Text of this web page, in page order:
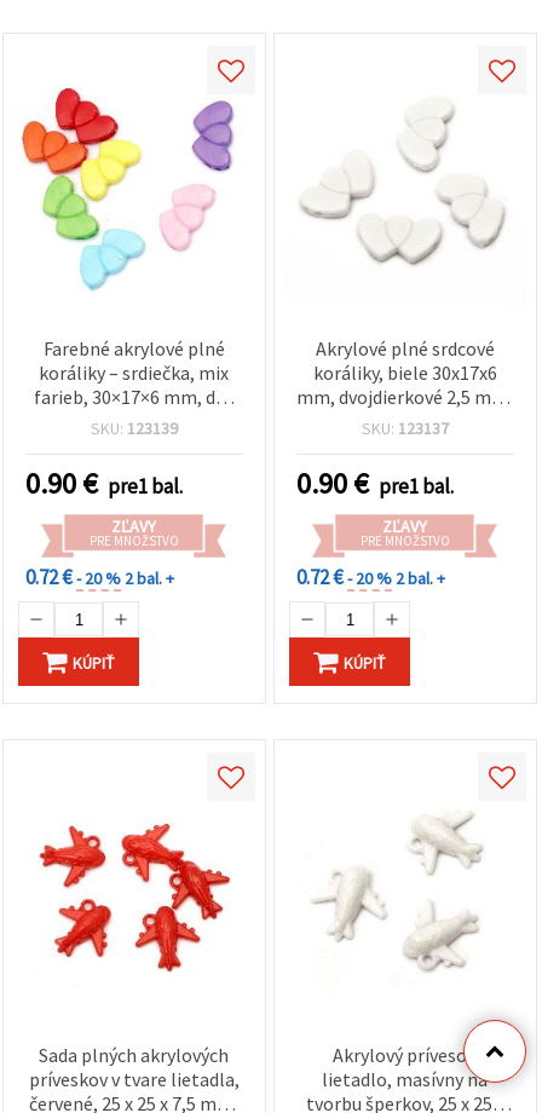
Farebné akrylové plné
koráliky – srdiečka, mix
farieb, 30×17×6 mm, dve
dierky 2,5 mm – 50 g (~25
romantické náramky a
tvorbu kreatívnej DIY
bižutérie
SKU: 123139
0.90€ pre1 bal.
ZĽAVY
PRE MNOŽSTVO
0.72 €- 20 % 2 bal. +
KÚPIŤ
Akrylové plné srdcové
koráliky, biele 30x17x6
mm, dvojdierkové 2,5 mm,
na výrobu šperkov a
SKU: 123137
0.90€ pre1 bal.
ZĽAVY
PRE MNOŽSTVO
0.72 €- 20 % 2 bal. +
KÚPIŤ
Sada plných akrylových
príveskov v tvare lietadla,
červené, 25 x 25 x 7,5 mm,
Akrylový prívesok
lietadlo, masívny na
tvorbu šperkov, 25 x 25 x